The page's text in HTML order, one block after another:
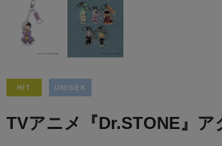
HIT UNISEX
TVアニメ『Dr.STONE』ア